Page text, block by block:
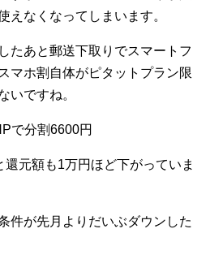
えなくなってしまいます。
たあと郵送下取りでスマートフ
マホ割自体がピタットプラン限
いですね。
で分割6600円
元額も1万円ほど下がっていま
件が先月よりだいぶダウンした